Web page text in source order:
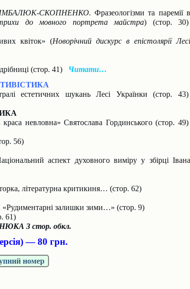
СКОПНЕНКО. Фразеологізми та паремії в
до мовного портрета майстра) (стор. 30)
квіток» (Новорічний дискурс в епістоляріїЛесі
(стор. 41) Читати…
естетичних шукань Лесі Українки (стор. 43)
краса невловна» Святослава Гординського (стор. 49)
56)
аспект духовного виміру у збірці Івана
літературна критикиня… (стор. 62)
«Рудиментарні залишки зими…» (стор. 9)
61)
3 стор. обкл.
— 80 грн.
номер